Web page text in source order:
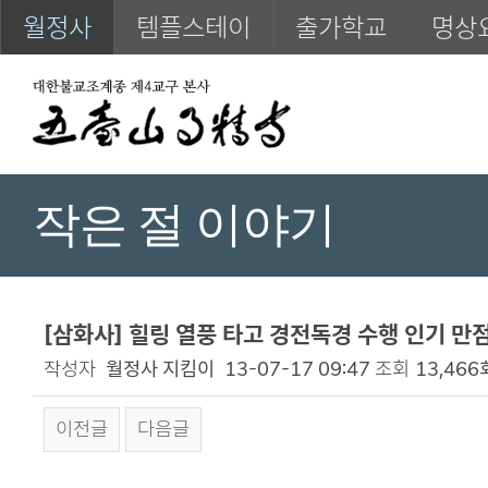
월정사 템플스테이 출가학교 명상
작은 절 이야기
[삼화사] 힐링 열풍 타고 경전독경 수행 인기
작성자 월정사 지킴이 13-07-17 09:47 조회 13,466
이전글 다음글